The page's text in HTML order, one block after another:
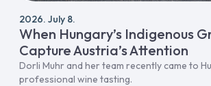
2026. July 8.
When Hungary’s Indigenous
Capture Austria’s Attention
Dorli Muhr and her team recently came to
professional wine tasting.